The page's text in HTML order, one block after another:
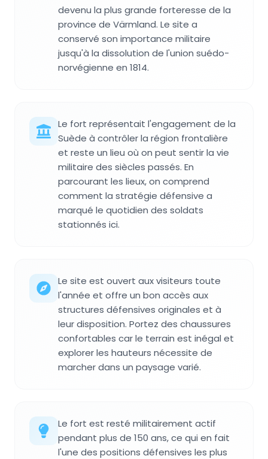
devenu la plus grande forteresse de la
province de Värmland. Le site a
conservé son importance militaire
jusqu'à la dissolution de l'union suédo-
norvégienne en 1814.
Le fort représentait l'engagement de la
Suède à contrôler la région frontalière
et reste un lieu où on peut sentir la vie
militaire des siècles passés. En
parcourant les lieux, on comprend
comment la stratégie défensive a
marqué le quotidien des soldats
stationnés ici.
Le site est ouvert aux visiteurs toute
l'année et offre un bon accès aux
structures défensives originales et à
leur disposition. Portez des chaussures
confortables car le terrain est inégal et
explorer les hauteurs nécessite de
marcher dans un paysage varié.
Le fort est resté militairement actif
pendant plus de 150 ans, ce qui en fait
l'une des positions défensives les plus